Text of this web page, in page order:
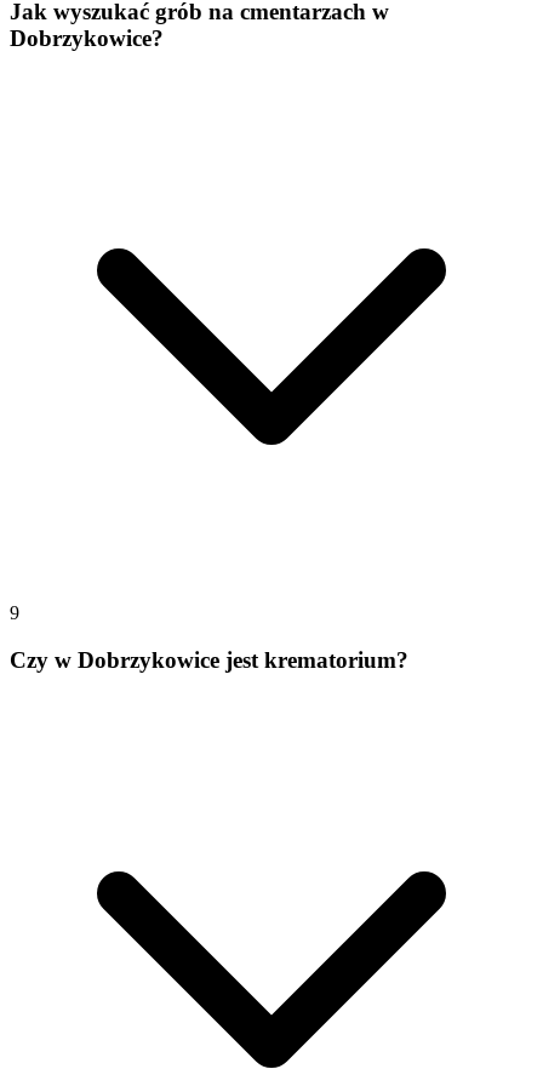
Jak wyszukać grób na cmentarzach w
Dobrzykowice?
9
Czy w Dobrzykowice jest krematorium?